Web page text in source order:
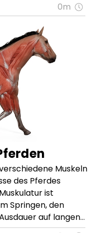
0m
arbeiten alle Muskelgruppen in ihrer Gesamtheit wie ein Werk aus verschiedenen, ineinandergreifenden Zahnrädern zusammen. Die Gruppen stehen somit in einer funktionalen Beziehung zueinander und sorgen für einen reibungslosen Bewegungsablauf. Die verschiedene Muskelgruppen werden anders trainiert und beansprucht, je nach dem, was du von deinem Pferd erwartest. Dennoch ist es wichtig, dass du die Muskelgruppen deines Pferdes als Ganzes betrachtest, denn der schwächste Muskel in einer Gruppe kann die gesamte Muskelkette beeinflussen und belasten. Dies kann dann auch zu Muskelverkrampfungen und Überlastungssymptomen führen. Die 2 wichtigsten Muskelketten innerhalb der Muskelgruppen sind die dorsale und ventrale Kette. Die Muskelgruppen der dorsalen Kette befinden sich über den Wirbeln. Dazu gehören die Muskulatur des oberen Halsabschnittes, die Rückenmuskulatur, die Muskulatur der Kruppe und die Oberschenkelmuskulatur. Diese Muskeln sind Streckmuskeln des Rumpfes sowie der Hüfte. Die dorsale Kette ermöglicht das Anheben des Hales und das Rückwärtsrichten der Hinterhand. Dann gibt es noch die ventrale Muskelkette, die aus den unteren Halsmuskeln, den Bauchmuskeln und den vorderen Oberschenkelmuskeln besteht. Diese Muskeln sind Beugemuskeln des Halses, des Rumpfes und der Hüfte. Hierdurch wird das Senken des Halses ermöglicht. Außerdem sorgt die Muskelkette dafür, dass die Hinterhand untertreten kann. Die Halsmuskulatur Die obere Seite des Halses vom Widerrist bis zum Genick nennt man auch Oberlinie. Diese Muskelpartie ist durch gleichmäßige Muskelstränge gekennzeichnet, die für die Bewegung der wendigsten Abschnitte der Wirbelsäule zuständig sind. Sie sorgen also dafür, dass dein Pferd den Kopf in alle Richtungen bewegen kann. Es wird zwischen den kurzen und den langen Halsmuskeln unterschieden. Die kurzen Halsmuskeln verbinden zwei Wirbel miteinander, die langen Halsmuskeln umspannen gleich ganze Bereiche der Wirbelsäule des Pferdes. Die Brustmuskulatur Da ein Pferd kein Schlüsselbein hat, übernehmen die Brustmuskeln diese Verbindungsaufgabe. Die Muskulatur verbindet also die Vorderbeine mit dem Rumpf und ermöglicht den Vorderbeinen das Tragen und Anheben des Rumpfes. Darüber hinaus ziehen sie die Gliedmaßen an den Körper heran und ermöglichen deinem Pferd, dass es die Vorderbeine nach innen bewegen kann. Die Brustmuskulatur ist sehr kraftvoll und für die Tragfähigkeit der Vorhand entscheidend. Die Rückenmuskulatur Die Rückenmuskulatur des Pferdes verläuft rechts und links neben der Wirbelsäule und ist der längste Muskel des Pferdes. Der lange Rückenmuskel reicht vom Kreuzbein entlang der gesamten Lenden-, Brust- und Halswirbelsäule bis zum Hinterhauptbein des Schädels. Für ein Reitpferd ist ein starker Rücken das A und O, denn nur mit einer gesunden Wirbelsäule und einer starken Rückenmuskulatur kann dein Pferd dich ohne Probleme tragen. Die Rückenmuskulatur nimmt nicht nur Einfluss auf die Biegung, Lockerheit und Anspannung der Wirbelsäule, sondern auch auf die Atemfreiheit des Brustkorbes sowie der Schulterfreiheit in der Gangbewegung. Sprich, eine gesunde Rückenmuskulatur hat einen enormen Einfluss auf die Gesundheit deines Pferdes. Die Bauchmuskulatur Die Bauchmuskulatur ist mit der Rückenmuskulatur verkettet. Die beiden Muskelpartien gehören demnach zusammen: Ein gesunder Rücken benötigt eine gesunde Bauchmuskulatur und umgekehrt. Die untere Muskulatur (die Bauchmuskulatur) trägt zur Stärkung der oberen Muskulatur (die Rückenmuskulatur) bei. Die Bauchmuskulatur hebt und stützt den Rücken. Gleichzeitig unterstützt die Muskulatur das Becken und den Rumpf. Fehlt die unterstützende Bauchmuskulatur, können eine schwache Rückenmuskulatur sowie Rückenschmerzen die Folge sein. Die Hinter- und Vorhandmuskulatur Die Hinterhandmuskulatur und die Vorhandmuskulatur sind 2 Muskelpartien, die für die Bewegung des Pferdes zust